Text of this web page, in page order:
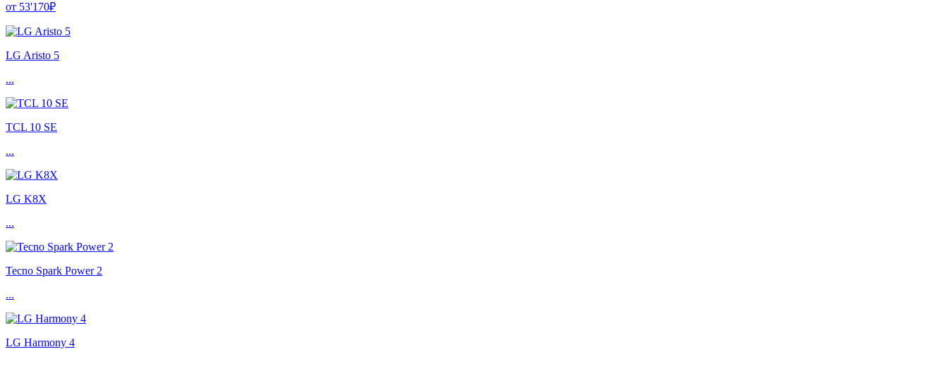
от 53'170₽
LG Aristo 5
...
TCL 10 SE
...
LG K8X
...
Tecno Spark Power 2
...
LG Harmony 4